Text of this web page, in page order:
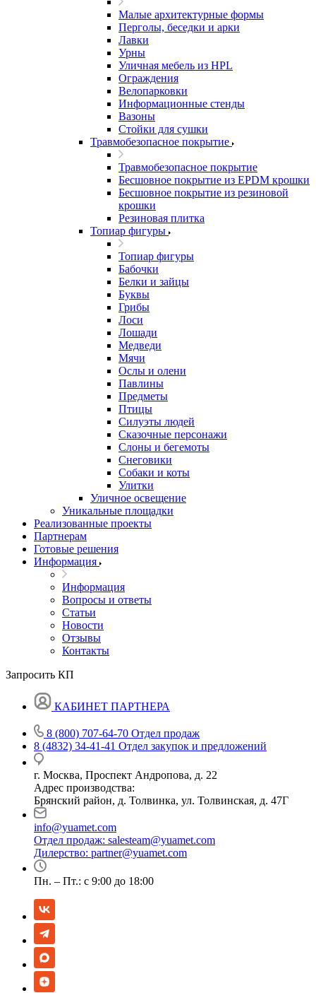
Малые архитектурные формы
Перголы, беседки и арки
Лавки
Урны
Уличная мебель из HPL
Ограждения
Велопарковки
Информационные стенды
Вазоны
Стойки для сушки
Травмобезопасное покрытие
Травмобезопасное покрытие
Бесшовное покрытие из EPDM крошки
Бесшовное покрытие из резиновой
крошки
Резиновая плитка
Топиар фигуры
Топиар фигуры
Бабочки
Белки и зайцы
Буквы
Грибы
Лоси
Лошади
Медведи
Мячи
Ослы и олени
Павлины
Предметы
Птицы
Силуэты людей
Сказочные персонажи
Слоны и бегемоты
Снеговики
Собаки и коты
Улитки
Уличное освещение
Уникальные площадки
Реализованные проекты
Партнерам
Готовые решения
Информация
Информация
Вопросы и ответы
Статьи
Новости
Отзывы
Контакты
Запросить КП
КАБИНЕТ ПАРТНЕРА
8 (800) 707-64-70 Отдел продаж
8 (4832) 34-41-41 Отдел закупок и предложений
г. Москва, Проспект Андропова, д. 22
Адрес производства:
Брянский район, д. Толвинка, ул. Толвинская, д. 47Г
info@yuamet.com
Отдел продаж: salesteam@yuamet.com
Дилерство: partner@yuamet.com
Пн. – Пт.: с 9:00 до 18:00